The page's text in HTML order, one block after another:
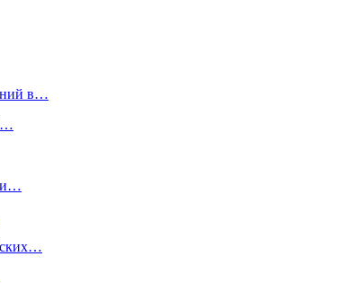
в…
и…